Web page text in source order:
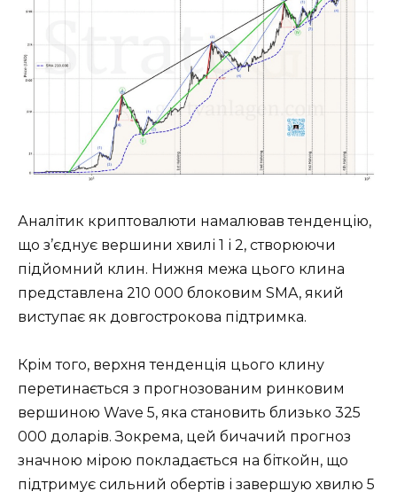
Аналітик криптовалюти намалював тенденцію,
що з’єднує вершини хвилі 1 і 2, створюючи
підйомний клин. Нижня межа цього клина
представлена ​​210 000 блоковим SMA, який
виступає як довгострокова підтримка.
Крім того, верхня тенденція цього клину
перетинається з прогнозованим ринковим
вершиною Wave 5, яка становить близько 325
000 доларів. Зокрема, цей бичачий прогноз
значною мірою покладається на біткойн, що
підтримує сильний обертів і завершую хвилю 5